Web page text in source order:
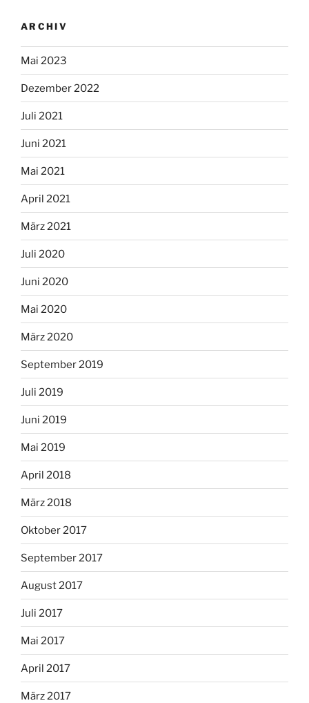
ARCHIV
Mai 2023
Dezember 2022
Juli 2021
Juni 2021
Mai 2021
April 2021
März 2021
Juli 2020
Juni 2020
Mai 2020
März 2020
September 2019
Juli 2019
Juni 2019
Mai 2019
April 2018
März 2018
Oktober 2017
September 2017
August 2017
Juli 2017
Mai 2017
April 2017
März 2017